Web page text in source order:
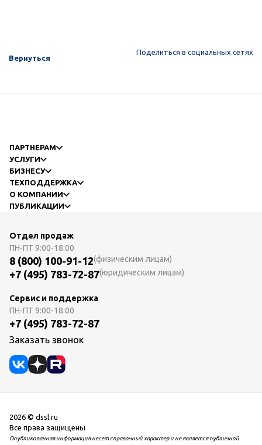
Вернуться
Поделиться в социальных сетях
ПАРТНЕРАМ
УСЛУГИ
БИЗНЕСУ
ТЕХПОДДЕРЖКА
О КОМПАНИИ
ПУБЛИКАЦИИ
Отдел продаж
ПН-ПТ 9:00-18:00
8 (800) 100-91-12(физическим лицам)
+7 (495) 783-72-87(юридическим лицам)
Сервис и поддержка
ПН-ПТ 9:00-18:00
+7 (495) 783-72-87
Заказать звонок
2026 © dssl.ru
Все права защищены
Опубликованная информация несет справочный характер и не является публичной